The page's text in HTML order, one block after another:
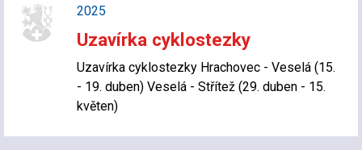
2025
Uzavírka cyklostezky
Uzavírka cyklostezky Hrachovec - Veselá (15.
- 19. duben) Veselá - Střítež (29. duben - 15.
květen)